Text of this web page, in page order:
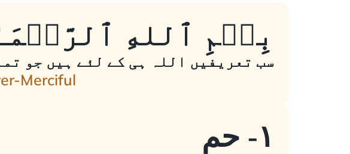
. بِسۡمِ ٱللهِ
سب تعریفیں اللہ ہی کے لئے ہیں جو
Merciful
١- حم